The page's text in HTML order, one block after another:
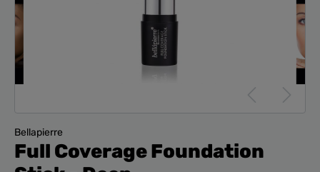
Bellapierre
Full Coverage Foundation